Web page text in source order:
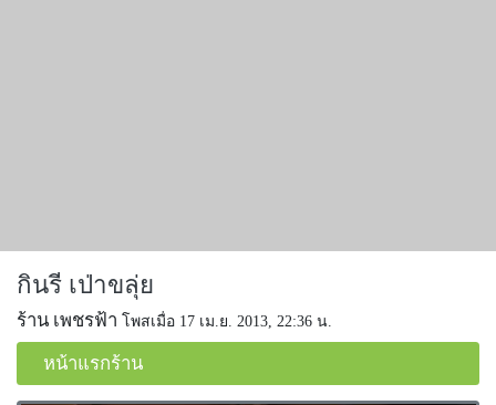
กินรี เป่าขลุ่ย
ร้าน เพชรฟ้า โพสเมื่อ 17 เม.ย. 2013, 22:36 น.
หน้าแรกร้าน